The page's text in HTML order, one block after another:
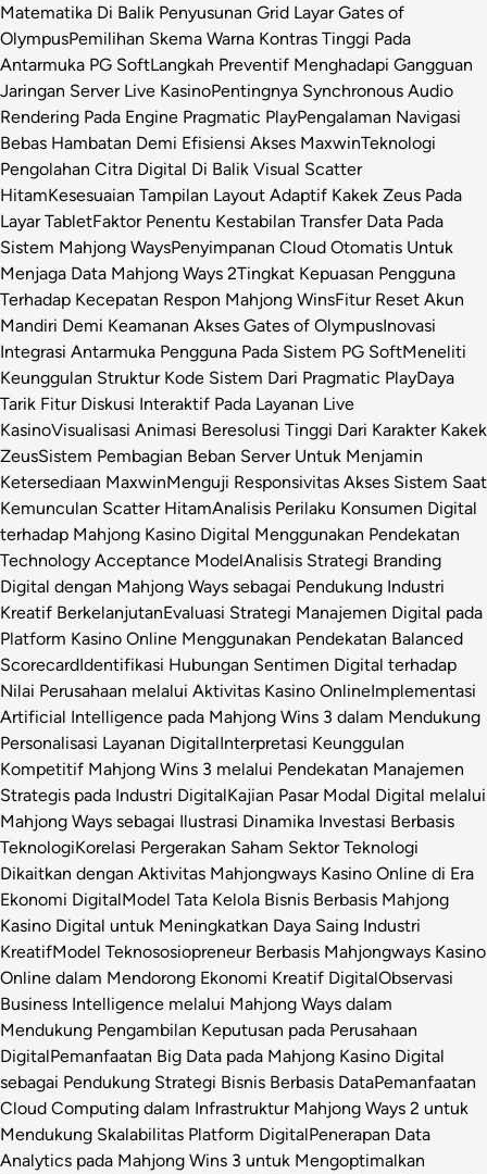
Matematika Di Balik Penyusunan Grid Layar Gates of
OlympusPemilihan Skema Warna Kontras Tinggi Pada
Antarmuka PG SoftLangkah Preventif Menghadapi Gangguan
Jaringan Server Live KasinoPentingnya Synchronous Audio
Rendering Pada Engine Pragmatic PlayPengalaman Navigasi
Bebas Hambatan Demi Efisiensi Akses MaxwinTeknologi
Pengolahan Citra Digital Di Balik Visual Scatter
HitamKesesuaian Tampilan Layout Adaptif Kakek Zeus Pada
Layar TabletFaktor Penentu Kestabilan Transfer Data Pada
Sistem Mahjong WaysPenyimpanan Cloud Otomatis Untuk
Menjaga Data Mahjong Ways 2Tingkat Kepuasan Pengguna
Terhadap Kecepatan Respon Mahjong WinsFitur Reset Akun
Mandiri Demi Keamanan Akses Gates of OlympusInovasi
Integrasi Antarmuka Pengguna Pada Sistem PG SoftMeneliti
Keunggulan Struktur Kode Sistem Dari Pragmatic PlayDaya
Tarik Fitur Diskusi Interaktif Pada Layanan Live
KasinoVisualisasi Animasi Beresolusi Tinggi Dari Karakter Kakek
ZeusSistem Pembagian Beban Server Untuk Menjamin
Ketersediaan MaxwinMenguji Responsivitas Akses Sistem Saat
Kemunculan Scatter HitamAnalisis Perilaku Konsumen Digital
terhadap Mahjong Kasino Digital Menggunakan Pendekatan
Technology Acceptance ModelAnalisis Strategi Branding
Digital dengan Mahjong Ways sebagai Pendukung Industri
Kreatif BerkelanjutanEvaluasi Strategi Manajemen Digital pada
Platform Kasino Online Menggunakan Pendekatan Balanced
ScorecardIdentifikasi Hubungan Sentimen Digital terhadap
Nilai Perusahaan melalui Aktivitas Kasino OnlineImplementasi
Artificial Intelligence pada Mahjong Wins 3 dalam Mendukung
Personalisasi Layanan DigitalInterpretasi Keunggulan
Kompetitif Mahjong Wins 3 melalui Pendekatan Manajemen
Strategis pada Industri DigitalKajian Pasar Modal Digital melalui
Mahjong Ways sebagai Ilustrasi Dinamika Investasi Berbasis
TeknologiKorelasi Pergerakan Saham Sektor Teknologi
Dikaitkan dengan Aktivitas Mahjongways Kasino Online di Era
Ekonomi DigitalModel Tata Kelola Bisnis Berbasis Mahjong
Kasino Digital untuk Meningkatkan Daya Saing Industri
KreatifModel Teknososiopreneur Berbasis Mahjongways Kasino
Online dalam Mendorong Ekonomi Kreatif DigitalObservasi
Business Intelligence melalui Mahjong Ways dalam
Mendukung Pengambilan Keputusan pada Perusahaan
DigitalPemanfaatan Big Data pada Mahjong Kasino Digital
sebagai Pendukung Strategi Bisnis Berbasis DataPemanfaatan
Cloud Computing dalam Infrastruktur Mahjong Ways 2 untuk
Mendukung Skalabilitas Platform DigitalPenerapan Data
Analytics pada Mahjong Wins 3 untuk Mengoptimalkan